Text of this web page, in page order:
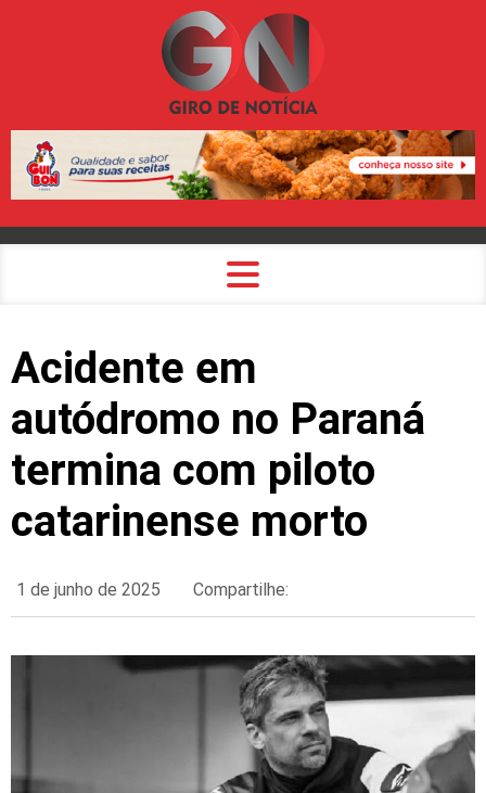
Acidente em
autódromo no Paraná
termina com piloto
catarinense morto
1 de junho de 2025 Compartilhe: